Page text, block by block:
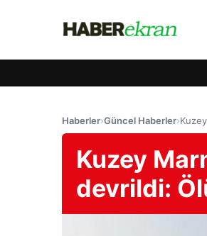
Haberler›Güncel Haberler›
Kuzey
devrildi: